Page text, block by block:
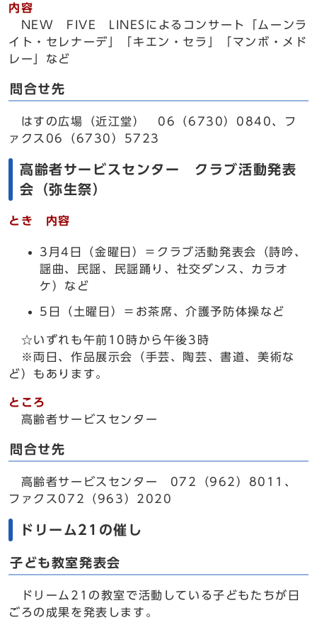
内容
NEW FIVE LINESによるコンサート「ムーンラ
イト・セレナーデ」「キエン・セラ」「マンボ・メド
レー」など
問合せ先
はすの広場（近江堂） 06（6730）0840、フ
ァクス06（6730）5723
高齢者サービスセンター クラブ活動発表
会（弥生祭）
とき 内容
3月4日（金曜日）＝クラブ活動発表会（詩吟、
謡曲、民謡、民謡踊り、社交ダンス、カラオ
ケ）など
5日（土曜日）＝お茶席、介護予防体操など
☆いずれも午前10時から午後3時
※両日、作品展示会（手芸、陶芸、書道、美術な
ど）もあります。
ところ
高齢者サービスセンター
問合せ先
高齢者サービスセンター 072（962）8011、
ファクス072（963）2020
ドリーム21の催し
子ども教室発表会
ドリーム21の教室で活動している子どもたちが日
ごろの成果を発表します。